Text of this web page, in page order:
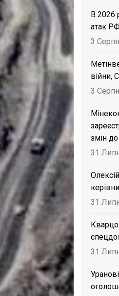
В 2026
атак
3
війни,
3
змін
31
31
31